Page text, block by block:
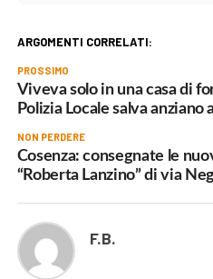
ARGOMENTI CORRELATI:
PROSSIMO
Viveva solo in una casa di
Polizia Locale salva anziano
NON PERDERE
Cosenza: consegnate le
“Roberta Lanzino” di via
F.B.